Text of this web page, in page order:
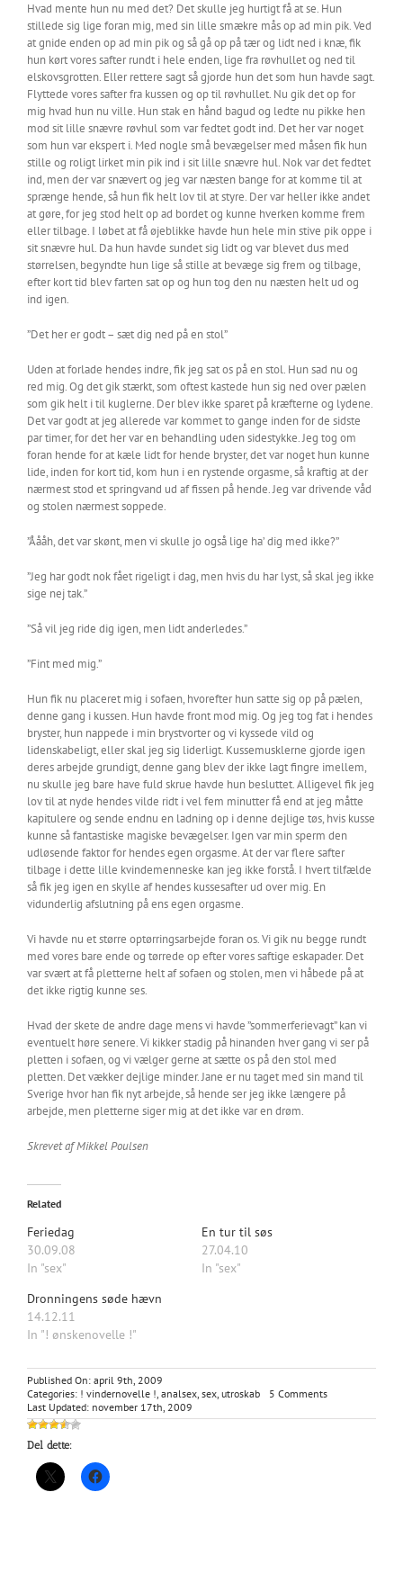
Hvad mente hun nu med det? Det skulle jeg hurtigt få at se. Hun
stillede sig lige foran mig, med sin lille smækre mås op ad min pik. Ved
at gnide enden op ad min pik og så gå op på tær og lidt ned i knæ, fik
hun kørt vores safter rundt i hele enden, lige fra røvhullet og ned til
elskovsgrotten. Eller rettere sagt så gjorde hun det som hun havde sagt.
Flyttede vores safter fra kussen og op til røvhullet. Nu gik det op for
mig hvad hun nu ville. Hun stak en hånd bagud og ledte nu pikke hen
mod sit lille snævre røvhul som var fedtet godt ind. Det her var noget
som hun var ekspert i. Med nogle små bevægelser med måsen fik hun
stille og roligt lirket min pik ind i sit lille snævre hul. Nok var det fedtet
ind, men der var snævert og jeg var næsten bange for at komme til at
sprænge hende, så hun fik helt lov til at styre. Der var heller ikke andet
at gøre, for jeg stod helt op ad bordet og kunne hverken komme frem
eller tilbage. I løbet at få øjeblikke havde hun hele min stive pik oppe i
sit snævre hul. Da hun havde sundet sig lidt og var blevet dus med
størrelsen, begyndte hun lige så stille at bevæge sig frem og tilbage,
efter kort tid blev farten sat op og hun tog den nu næsten helt ud og
ind igen.
”Det her er godt – sæt dig ned på en stol”
Uden at forlade hendes indre, fik jeg sat os på en stol. Hun sad nu og
red mig. Og det gik stærkt, som oftest kastede hun sig ned over pælen
som gik helt i til kuglerne. Der blev ikke sparet på kræfterne og lydene.
Det var godt at jeg allerede var kommet to gange inden for de sidste
par timer, for det her var en behandling uden sidestykke. Jeg tog om
foran hende for at kæle lidt for hende bryster, det var noget hun kunne
lide, inden for kort tid, kom hun i en rystende orgasme, så kraftig at der
nærmest stod et springvand ud af fissen på hende. Jeg var drivende våd
og stolen nærmest soppede.
”Åååh, det var skønt, men vi skulle jo også lige ha’ dig med ikke?”
”Jeg har godt nok fået rigeligt i dag, men hvis du har lyst, så skal jeg ikke
sige nej tak.”
”Så vil jeg ride dig igen, men lidt anderledes.”
”Fint med mig.”
Hun fik nu placeret mig i sofaen, hvorefter hun satte sig op på pælen,
denne gang i kussen. Hun havde front mod mig. Og jeg tog fat i hendes
bryster, hun nappede i min brystvorter og vi kyssede vild og
lidenskabeligt, eller skal jeg sig liderligt. Kussemusklerne gjorde igen
deres arbejde grundigt, denne gang blev der ikke lagt fingre imellem,
nu skulle jeg bare have fuld skrue havde hun besluttet. Alligevel fik jeg
lov til at nyde hendes vilde ridt i vel fem minutter få end at jeg måtte
kapitulere og sende endnu en ladning op i denne dejlige tøs, hvis kusse
kunne så fantastiske magiske bevægelser. Igen var min sperm den
udløsende faktor for hendes egen orgasme. At der var flere safter
tilbage i dette lille kvindemenneske kan jeg ikke forstå. I hvert tilfælde
så fik jeg igen en skylle af hendes kussesafter ud over mig. En
vidunderlig afslutning på ens egen orgasme.
Vi havde nu et større optørringsarbejde foran os. Vi gik nu begge rundt
med vores bare ende og tørrede op efter vores saftige eskapader. Det
var svært at få pletterne helt af sofaen og stolen, men vi håbede på at
det ikke rigtig kunne ses.
Hvad der skete de andre dage mens vi havde ”sommerferievagt” kan vi
eventuelt høre senere. Vi kikker stadig på hinanden hver gang vi ser på
pletten i sofaen, og vi vælger gerne at sætte os på den stol med
pletten. Det vækker dejlige minder. Jane er nu taget med sin mand til
Sverige hvor han fik nyt arbejde, så hende ser jeg ikke længere på
arbejde, men pletterne siger mig at det ikke var en drøm.
Skrevet af Mikkel Poulsen
Related
Feriedag
30.09.08
In "sex"
En tur til søs
27.04.10
In "sex"
Dronningens søde hævn
14.12.11
In "! ønskenovelle !"
Published On: april 9th, 2009
Categories: ! vindernovelle !, analsex, sex, utroskab 5 Commentson
varm
Last Updated: november 17th, 2009
Del dette: